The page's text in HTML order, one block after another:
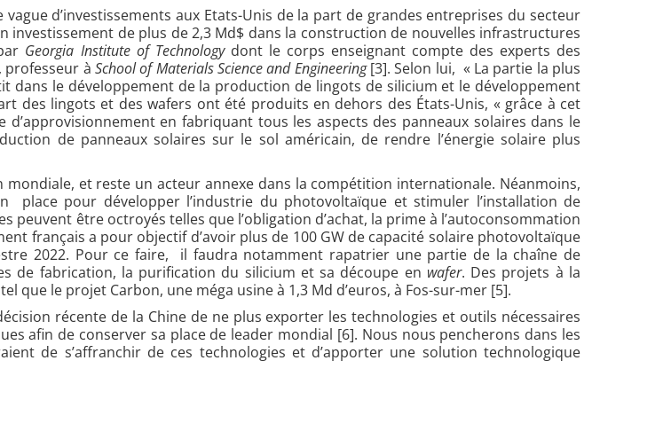
d’investissements aux Etats-Unis de la part de grandes entreprises du secteur
investissement de plus de 2,3 Md$ dans la construction de nouvelles infrastructures
Georgia Institute of Technologydont le corps enseignant compte des experts des
professeur à School of Materials Science and Engineering[3]. Selon lui, « La partie la plus
dans le développement de la production de lingots de silicium et le développement
des lingots et des wafers ont été produits en dehors des États-Unis, « grâce à cet
en fabriquant tous les aspects des panneaux solaires dans le
de panneaux solaires sur le sol américain, de rendre l’énergie solaire plus
et reste un acteur annexe dans la compétition internationale. Néanmoins,
place pour développer l’industrie du photovoltaïque et stimuler l’installation de
être octroyés telles que l’obligation d’achat, la prime à l’autoconsommation
français a pour objectif d’avoir plus de 100 GW de capacité solaire photovoltaïque
2022. Pour ce faire, il faudra notamment rapatrier une partie de la chaîne de
de fabrication, la purification du silicium et sa découpe en wafer. Des projets à la
le projet Carbon, une méga usine à 1,3 Md d’euros, à Fos-sur-mer [5].
récente de la Chine de ne plus exporter les technologies et outils nécessaires
afin de conserver sa place de leader mondial [6]. Nous nous pencherons dans les
de s’affranchir de ces technologies et d’apporter une solution technologique